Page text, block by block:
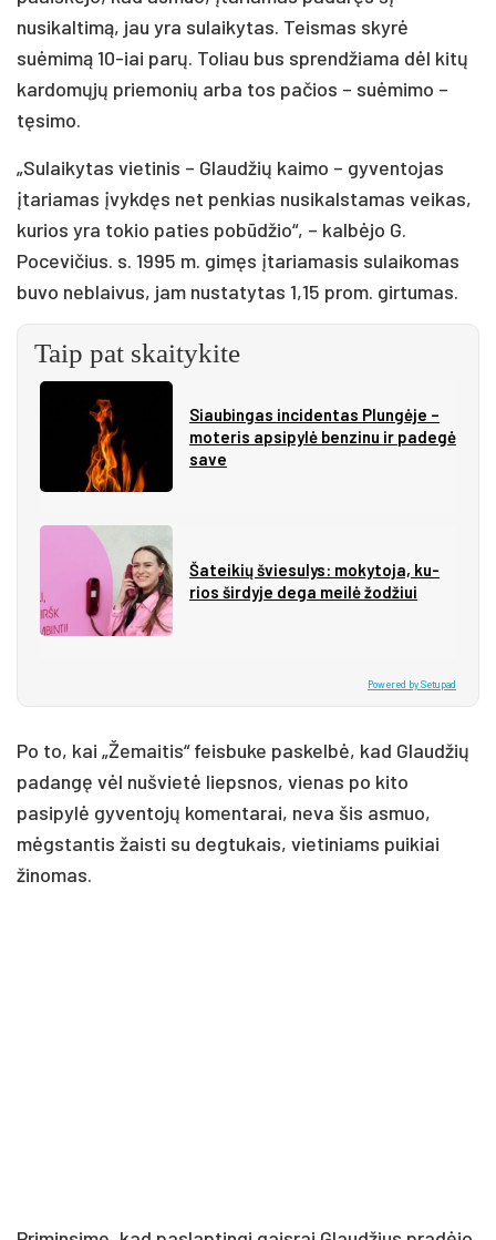
nusikaltimą, jau yra sulaikytas. Teismas skyrė
suėmimą 10-iai parų. Toliau bus sprendžiama dėl kitų
kardomųjų priemonių arba tos pačios – suėmimo –
tęsimo.
„Sulaikytas vietinis – Glaudžių kaimo – gyventojas
įtariamas įvykdęs net penkias nusikalstamas veikas,
kurios yra tokio paties pobūdžio“, – kalbėjo G.
Pocevičius. s. 1995 m. gimęs įtariamasis sulaikomas
buvo neblaivus, jam nustatytas 1,15 prom. girtumas.
Taip pat skaitykite
Siau­bin­gas in­ci­den­tas Plun­gė­je –
mo­te­ris ap­si­py­lė ben­zi­nu ir pa­de­gė
sa­ve
Ša­tei­kių švie­su­lys: mo­ky­to­ja, ku­
rios šir­dy­je de­ga mei­lė žo­džiui
Powered by Setupad
Po to, kai „Žemaitis“ feisbuke paskelbė, kad Glaudžių
padangę vėl nušvietė liepsnos, vienas po kito
pasipylė gyventojų komentarai, neva šis asmuo,
mėgstantis žaisti su degtukais, vietiniams puikiai
žinomas.